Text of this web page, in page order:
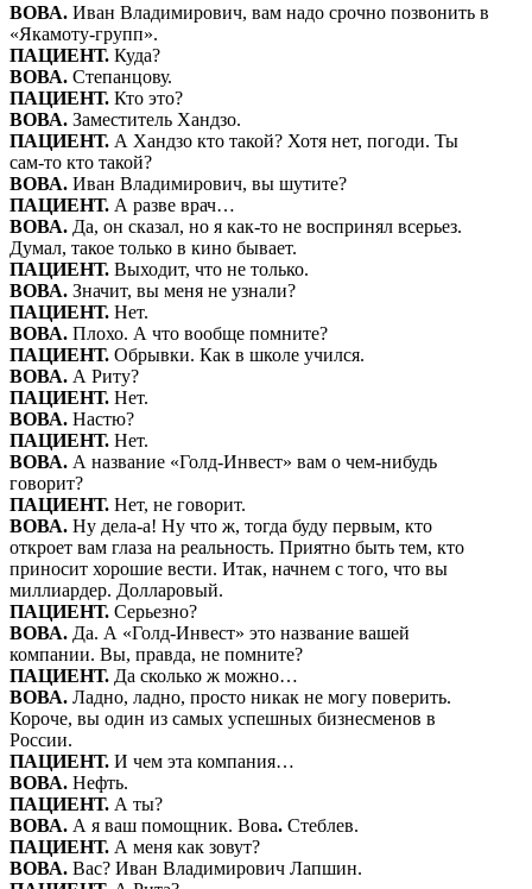
ВОВА. Иван Владимирович, вам надо срочно позвонить в
«Якамоту-групп».
ПАЦИЕНТ. Куда?
ВОВА. Степанцову.
ПАЦИЕНТ. Кто это?
ВОВА. Заместитель Хандзо.
ПАЦИЕНТ. А Хандзо кто такой? Хотя нет, погоди. Ты
сам-то кто такой?
ВОВА. Иван Владимирович, вы шутите?
ПАЦИЕНТ. А разве врач…
ВОВА. Да, он сказал, но я как-то не воспринял всерьез.
Думал, такое только в кино бывает.
ПАЦИЕНТ. Выходит, что не только.
ВОВА. Значит, вы меня не узнали?
ПАЦИЕНТ. Нет.
ВОВА. Плохо. А что вообще помните?
ПАЦИЕНТ. Обрывки. Как в школе учился.
ВОВА. А Риту?
ПАЦИЕНТ. Нет.
ВОВА. Настю?
ПАЦИЕНТ. Нет.
ВОВА. А название «Голд-Инвест» вам о чем-нибудь
говорит?
ПАЦИЕНТ. Нет, не говорит.
ВОВА. Ну дела-а! Ну что ж, тогда буду первым, кто
откроет вам глаза на реальность. Приятно быть тем, кто
приносит хорошие вести. Итак, начнем с того, что вы
миллиардер. Долларовый.
ПАЦИЕНТ. Серьезно?
ВОВА. Да. А «Голд-Инвест» это название вашей
компании. Вы, правда, не помните?
ПАЦИЕНТ. Да сколько ж можно…
ВОВА. Ладно, ладно, просто никак не могу поверить.
Короче, вы один из самых успешных бизнесменов в
России.
ПАЦИЕНТ. И чем эта компания…
ВОВА. Нефть.
ПАЦИЕНТ. А ты?
ВОВА. А я ваш помощник. Вова. Стеблев.
ПАЦИЕНТ. А меня как зовут?
ВОВА. Вас? Иван Владимирович Лапшин.